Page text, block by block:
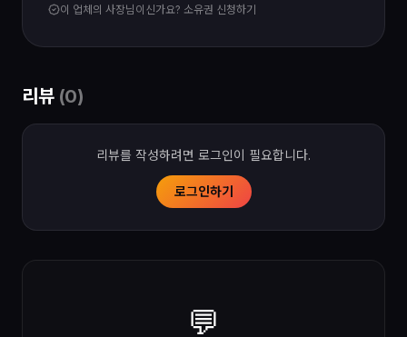
이 업체의 사장님이신가요? 소유권 신청하기
리뷰 (0)
리뷰를 작성하려면 로그인이 필요합니다.
로그인하기
💬